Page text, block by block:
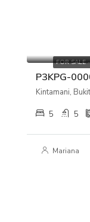
FOR SALE
5 5
Mariana